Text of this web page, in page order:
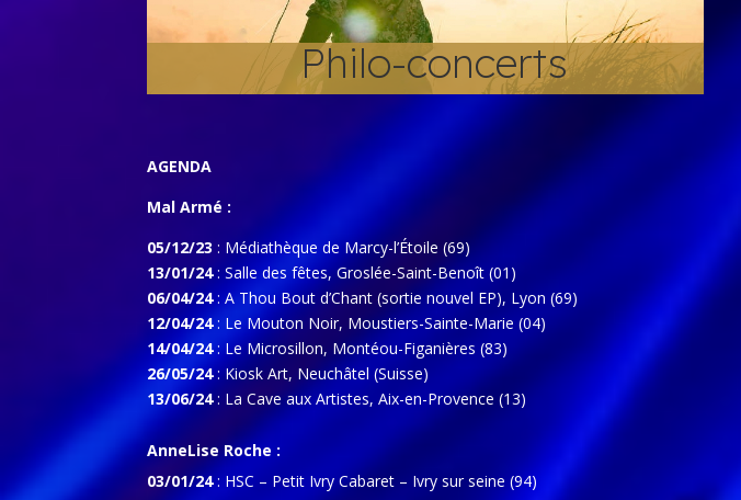
Philo-concerts
AGENDA
Mal Armé :
05/12/23 : Médiathèque de Marcy-l’Étoile (69)
13/01/24: Salle des fêtes, Groslée-Saint-Benoît (01)
06/04/24: A Thou Bout d’Chant (sortie nouvel EP), Lyon (69)
12/04/24: Le Mouton Noir, Moustiers-Sainte-Marie (04)
14/04/24: Le Microsillon, Montéou-Figanières (83)
26/05/24: Kiosk Art, Neuchâtel (Suisse)
13/06/24: La Cave aux Artistes, Aix-en-Provence (13)
AnneLise Roche :
03/01/24: HSC – Petit Ivry Cabaret – Ivry sur seine (94)